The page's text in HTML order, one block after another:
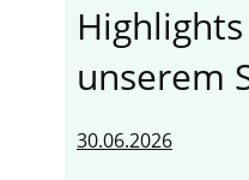
unserem
30.06.2026